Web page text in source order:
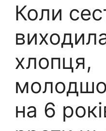
Коли
хлопця,
на 6